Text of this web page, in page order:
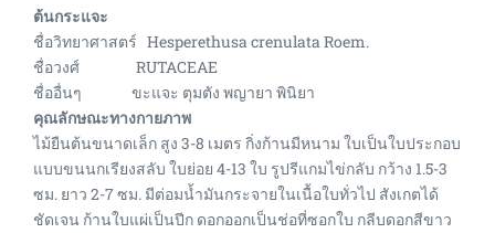
ต้นกระแจะ
ชื่อวิทยาศาสตร์ Hesperethusa crenulata Roem.
ชื่อวงศ์ RUTACEAE
ชื่ออื่นๆ ขะแจะ ตุมตัง พญายา พินิยา
คุณลักษณะทางกายภาพ
ไม้ยืนต้นขนาดเล็ก สูง 3-8 เมตร กิ่งก้านมีหนาม ใบเป็นใบประกอบ
แบบขนนกเรียงสลับ ใบย่อย 4-13 ใบ รูปรีแกมไข่กลับ กว้าง 1.5-3
ซม. ยาว 2-7 ซม. มีต่อมน้ำมันกระจายในเนื้อใบทั่วไป สังเกตได้
ชัดเจน ก้านใบแผ่เป็นปีก ดอกออกเป็นช่อที่ซอกใบ กลีบดอกสีขาว